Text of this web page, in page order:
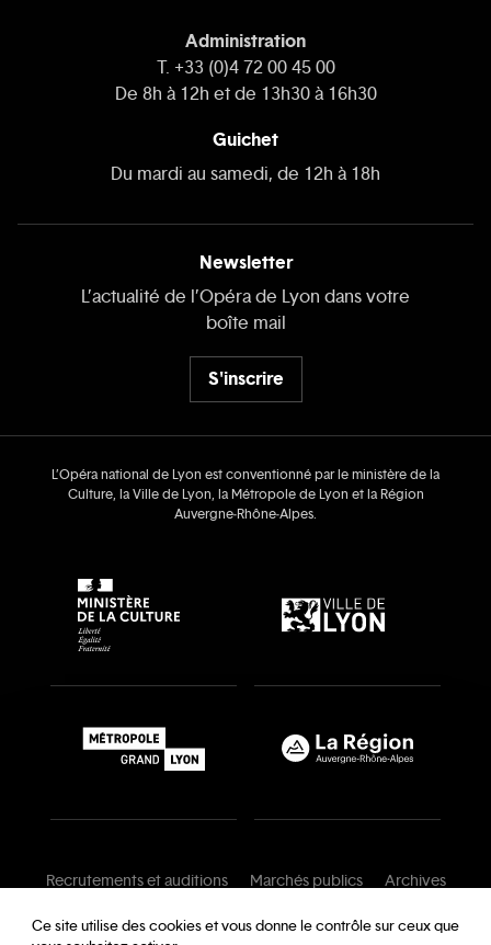
Administration
T. +33 (0)4 72 00 45 00
De 8h à 12h et de 13h30 à 16h30
Guichet
Du mardi au samedi, de 12h à 18h
Newsletter
L’actualité de l’Opéra de Lyon dans votre
boîte mail
S'inscrire
L’Opéra national de Lyon est conventionné par le ministère de la
Culture, la Ville de Lyon, la Métropole de Lyon et la Région
Auvergne‑Rhône‑Alpes.
Recrutements et auditions Marchés publics
Archives
Ce site utilise des cookies et vous donne le contrôle sur ceux que